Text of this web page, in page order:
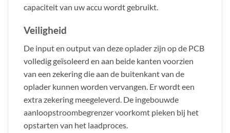
capaciteit van uw accu wordt gebruikt.
Veiligheid
De input en output van deze oplader zijn op de PCB
volledig geïsoleerd en aan beide kanten voorzien
van een zekering die aan de buitenkant van de
oplader kunnen worden vervangen. Er wordt een
extra zekering meegeleverd. De ingebouwde
aanloopstroombegrenzer voorkomt pieken bij het
opstarten van het laadproces.